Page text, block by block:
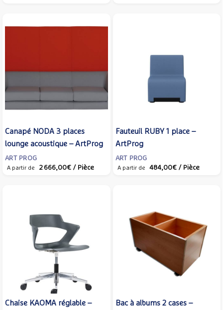
Canapé NODA 3 places
lounge acoustique – ArtProg
ART PROG
A partir de 2 666,00€ / Pièce
Fauteuil RUBY 1 place –
ArtProg
ART PROG
A partir de 484,00€ / Pièce
Chaise KAOMA réglable –
Bac à albums 2 cases –